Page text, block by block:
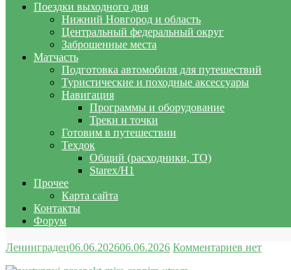
Поездки выходного дня
Нижний Новгород и область
Центральный федеральный округ
Заброшенные места
Матчасть
Подготовка автомобиля для путешествий
Туристические и походные аксессуары
Навигация
Программы и оборудование
Треки и точки
Готовим в путешествии
Техдок
Общий (расходники, ТО)
Starex/H1
Прочее
Карта сайта
Контакты
Форум
Ленинградец06.06.202606.06.2026 Комментариев нет